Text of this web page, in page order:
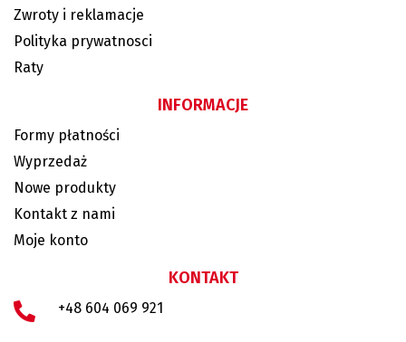
Zwroty i reklamacje
Polityka prywatnosci
Raty
INFORMACJE
Formy płatności
Wyprzedaż
Nowe produkty
Kontakt z nami
Moje konto
KONTAKT
+48 604 069 921